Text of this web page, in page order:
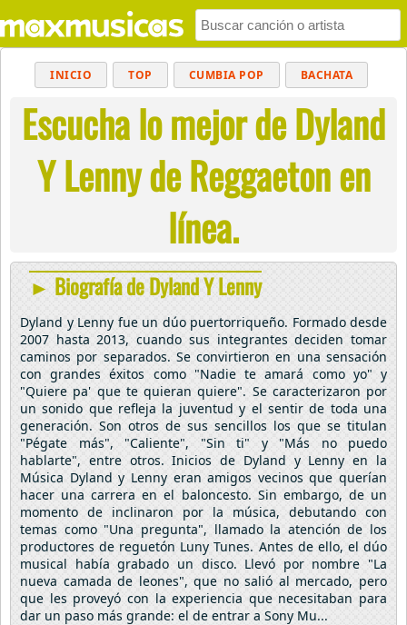
INICIO TOP CUMBIA POP BACHATA
MUSICA CRISTIANA REGGAETON
BALADAS ALTERNATIVO ELECTRÓNICA
CUMBIAS
Escucha lo mejor de Dyland
Y Lenny de Reggaeton en
línea.
► Biografía de Dyland Y Lenny
Dyland y Lenny fue un dúo puertorriqueño. Formado desde
2007 hasta 2013, cuando sus integrantes deciden tomar
caminos por separados. Se convirtieron en una sensación
con grandes éxitos como "Nadie te amará como yo" y
"Quiere pa' que te quieran quiere". Se caracterizaron por
un sonido que refleja la juventud y el sentir de toda una
generación. Son otros de sus sencillos los que se titulan
"Pégate más", "Caliente", "Sin ti" y "Más no puedo
hablarte", entre otros. Inicios de Dyland y Lenny en la
Música Dyland y Lenny eran amigos vecinos que querían
hacer una carrera en el baloncesto. Sin embargo, de un
momento de inclinaron por la música, debutando con
temas como "Una pregunta", llamado la atención de los
productores de reguetón Luny Tunes. Antes de ello, el dúo
musical había grabado un disco. Llevó por nombre "La
nueva camada de leones", que no salió al mercado, pero
que les proveyó con la experiencia que necesitaban para
dar un paso más grande: el de entrar a Sony Mu...